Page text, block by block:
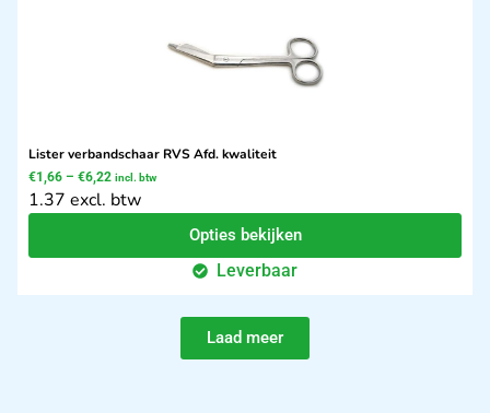
Lister verbandschaar RVS Afd. kwaliteit
€1,66 – €6,22 incl. btw
1.37 excl. btw
Opties bekijken
Leverbaar
Laad meer